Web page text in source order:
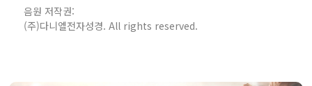
음원 저작권:
(주)다니엘전자성경. All rights reserved.